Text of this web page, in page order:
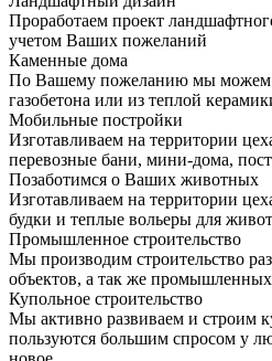
Проработаем проект
учетом Ваших пожеланий
Каменные дома
По Вашему пожеланию мы можем
газобетона или из теплой
Мобильные постройки
Изготавливаем на территории
перевозные бани, мини-дома,
Позаботимся о Ваших животных
Изготавливаем на территории
будки и теплые вольеры для
Промышленное строительство
Мы производим строительство
объектов, а так же
Купольное строительство
Мы активно развиваем и строим
пользуются большим спросом у